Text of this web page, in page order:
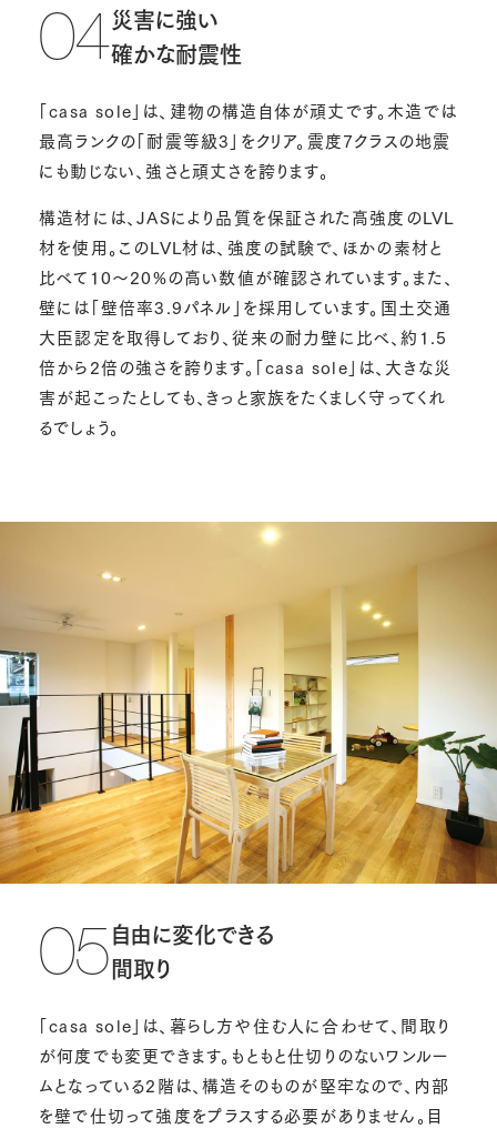
04災害に強い
確かな耐震性
「casa sole」は、建物の構造自体が頑丈です。木造では
最高ランクの「耐震等級3」をクリア。震度7クラスの地震
にも動じない、強さと頑丈さを誇ります。
構造材には、JASにより品質を保証された高強度のLVL
材を使用。このLVL材は、強度の試験で、ほかの素材と
比べて10～20%の高い数値が確認されています。また、
壁には「壁倍率3.9パネル」を採用しています。国土交通
大臣認定を取得しており、従来の耐力壁に比べ、約1.5
倍から2倍の強さを誇ります。「casa sole」は、大きな災
害が起こったとしても、きっと家族をたくましく守ってくれ
るでしょう。
05自由に変化できる
間取り
「casa sole」は、暮らし方や住む人に合わせて、間取り
が何度でも変更できます。もともと仕切りのないワンルー
ムとなっている2階は、構造そのものが堅牢なので、内部
を壁で仕切って強度をプラスする必要がありません。目